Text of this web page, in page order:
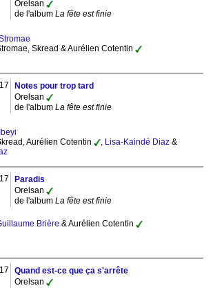
Orelsan
de l'album La fête est finie
Skread & Aurélien Cotentin
Notes pour trop tard
Orelsan
de l'album La fête est finie
Ibeyi
Aurélien Cotentin
, Lisa-Kaindé Diaz &
Paradis
Orelsan
de l'album La fête est finie
Brière & Aurélien Cotentin
Quand est-ce que ça s'arrête
Orelsan